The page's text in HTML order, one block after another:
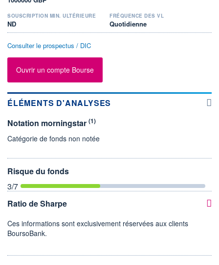
SOUSCRIPTION MIN. ULTÉRIEURE
ND
FRÉQUENCE DES VL
Quotidienne
Consulter le prospectus / DIC
Ouvrir un compte Bourse
ÉLÉMENTS D'ANALYSES
Notation morningstar (1)
Catégorie de fonds non notée
Risque du fonds
3/7
Ratio de Sharpe
Ces informations sont exclusivement réservées aux clients
BoursoBank.